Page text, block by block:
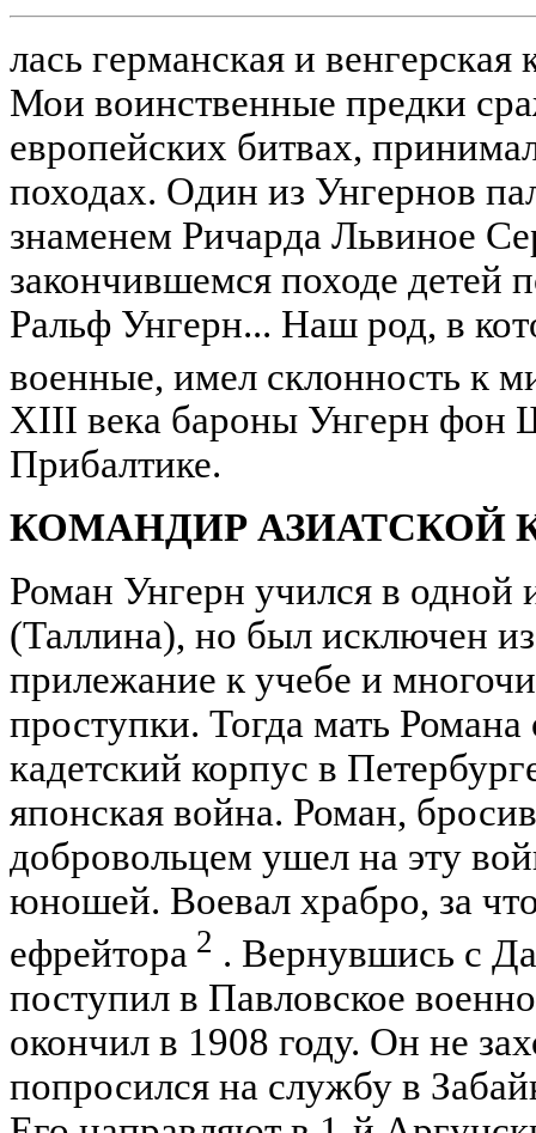
лась германская и
Мои воинственные предки
европейских битвах,
походах. Один из Унгернов
знаменем Ричарда Львиное
закончившемся походе детей
Ральф Унгерн... Наш род, в
военные, имел склонность к
XIII века бароны Унгерн фон
Прибалтике.
КОМАНДИР АЗИАТСКОЙ
Роман Унгерн учился в одной
(Таллина), но был исключен
прилежание к учебе и
проступки. Тогда мать
кадетский корпус в
японская война. Роман,
добровольцем ушел на эту
юношей. Воевал храбро, за
ефрейтора 2 . Вернувшись с
поступил в Павловское
окончил в 1908 году. Он не
попросился на службу в